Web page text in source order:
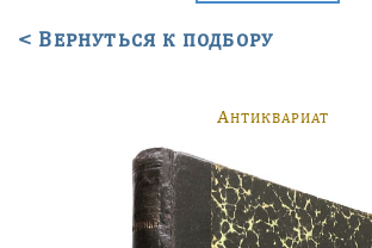
< Вернуться к подбору
АНТИКВАРИАТ